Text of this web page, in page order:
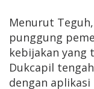
Menurut
punggung
kebijakan yang
Dukcapil
dengan